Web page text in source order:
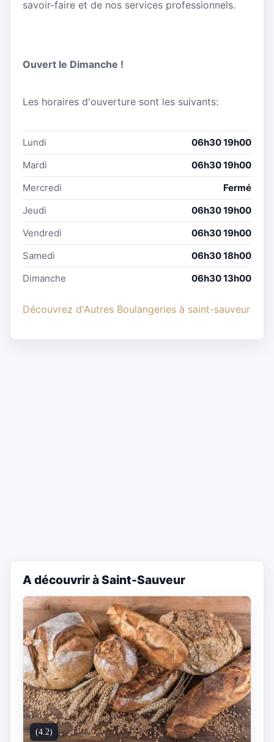
savoir-faire et de nos services professionnels.
Ouvert le Dimanche !
Les horaires d'ouverture sont les suivants:
Lundi
06h30 19h00
Mardi
06h30 19h00
Mercredi
Fermé
Jeudi
06h30 19h00
Vendredi
06h30 19h00
Samedi
06h30 18h00
Dimanche
06h30 13h00
Découvrez d'Autres Boulangeries à saint-sauveur
A découvrir à Saint-Sauveur
(4.2)